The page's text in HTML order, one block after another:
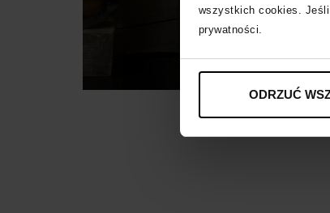
wszystkich cookies.
prywatności.
ODRZUĆ